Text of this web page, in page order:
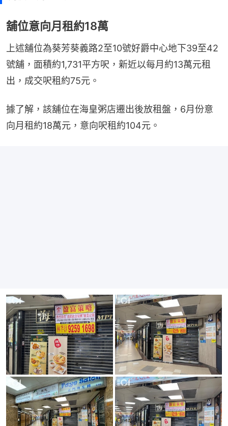
舖位意向月租約18萬
上述舖位為葵芳葵義路2至10號好爵中心地下39至42
號舖，面積約1,731平方呎，新近以每月約13萬元租
出，成交呎租約75元。
據了解，該舖位在海皇粥店遷出後放租盤，6月份意
向月租約18萬元，意向呎租約104元。